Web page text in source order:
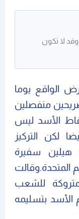
وقد لا تكون
الواقع يوما
منفصلين
الأسد ليس
لكن التركيز
سفيرة
المتحدة.وقالت
للشعب
بتسليمه